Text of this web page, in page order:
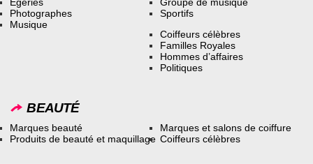
Photographes
Musique
Sportifs
Coiffeurs célèbres
Familles Royales
Hommes d’affaires
Politiques
BEAUTÉ
Marques beauté
Produits de beauté et maquillage
Marques et salons de coiffure
Coiffeurs célèbres